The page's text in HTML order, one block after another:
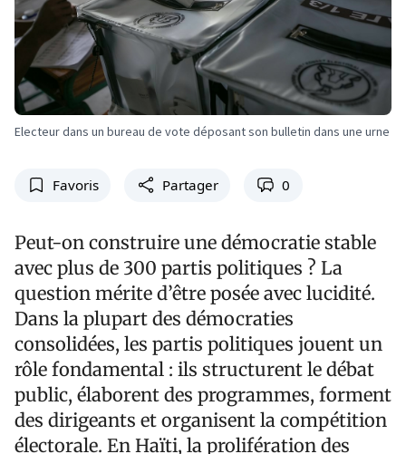
Electeur dans un bureau de vote déposant son bulletin dans une urne
Favoris Partager 0
Peut-on construire une démocratie stable
avec plus de 300 partis politiques ? La
question mérite d’être posée avec lucidité.
Dans la plupart des démocraties
consolidées, les partis politiques jouent un
rôle fondamental : ils structurent le débat
public, élaborent des programmes, forment
des dirigeants et organisent la compétition
électorale. En Haïti, la prolifération des